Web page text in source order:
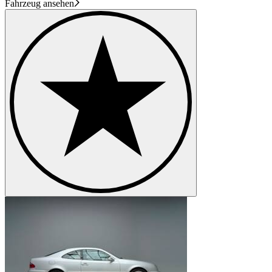
Fahrzeug ansehen